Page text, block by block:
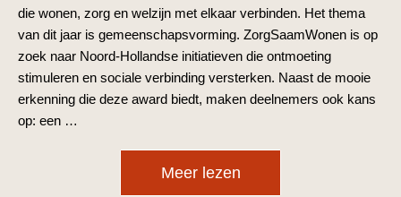
die wonen, zorg en welzijn met elkaar verbinden. Het thema
van dit jaar is gemeenschapsvorming. ZorgSaamWonen is op
zoek naar Noord-Hollandse initiatieven die ontmoeting
stimuleren en sociale verbinding versterken. Naast de mooie
erkenning die deze award biedt, maken deelnemers ook kans
op: een …
Meer lezen